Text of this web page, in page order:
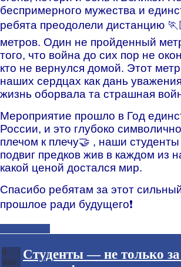
беспримерного мужества и
ребята преодолели дистанцию
метров. Один не пройденный
того, что война до сих пор не
кто не вернулся домой. Этот
наших сердцах как дань
жизнь оборвала та страшная
Мероприятие прошло в Год
России, и это глубоко
плечом к плечу🤝 , наши студенты
подвиг предков жив в каждом из
какой ценой достался мир.
Спасибо ребятам за этот
прошлое ради будущего❗️
8
мая
Студенты — не только